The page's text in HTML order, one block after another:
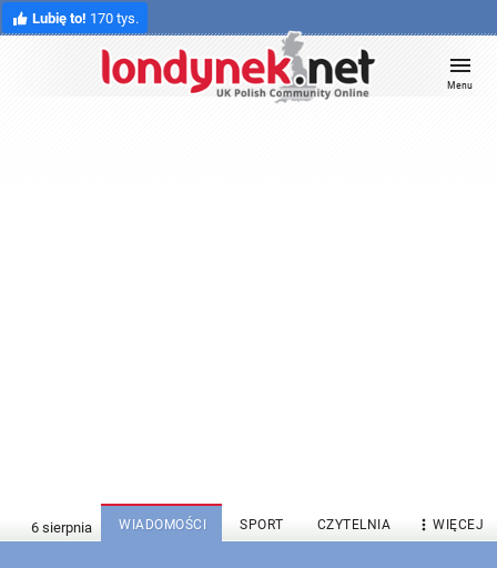
Lubię to! 170 tys.
Menu
WIADOMOŚCI SPORT CZYTELNIA  WIĘCEJ